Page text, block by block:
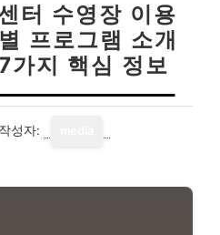
터 수영장 이용
프로그램 소개
가지 핵심 정보
작성자: